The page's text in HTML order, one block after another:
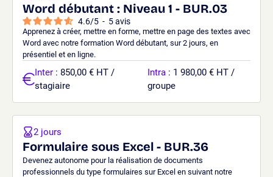
Word débutant : Niveau 1 - BUR.03
4.6/5 - 5avis
Apprenez à créer, mettre en forme, mettre en page des textes avec
Word avec notre formation Word débutant, sur 2 jours, en
présentiel et en ligne.
Inter : 850,00 € HT /
stagiaire
Intra : 1 980,00 € HT /
groupe
Formulaire sous Excel - BUR.36
Devenez autonome pour la réalisation de documents
professionnels du type formulaires sur Excel en suivant notre
2 jours